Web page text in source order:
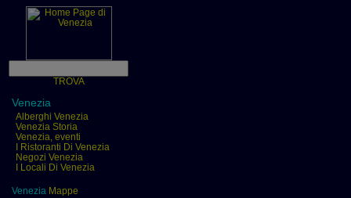
TROVA
Venezia
Alberghi Venezia
Venezia Storia
Venezia, eventi
I Ristoranti Di Venezia
Negozi Venezia
I Locali Di Venezia
Venezia Mappe